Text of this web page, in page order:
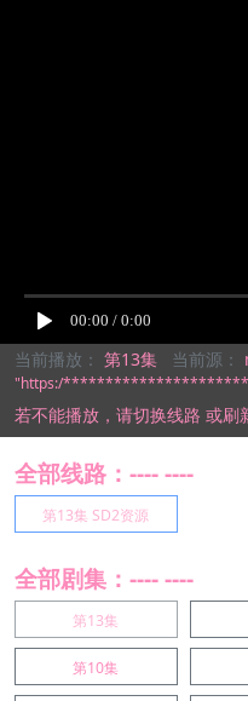
当前播放： 第13集 当前源：
"https:/**********************09/
若不能播放， 请切换线路 或刷
全部线路：---- ----
第13集 SD2资源
全部剧集：---- ----
第13集
第10集